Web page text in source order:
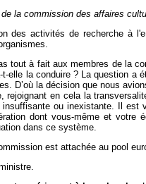
la commission des affaires
des activités de recherche à
tout à fait aux membres de la
t-elle la conduire ? La question
D’où la décision que nous
rejoignant en cela la
insuffisante ou inexistante. Il
dont vous-même et
dans ce système.
est attachée au pool